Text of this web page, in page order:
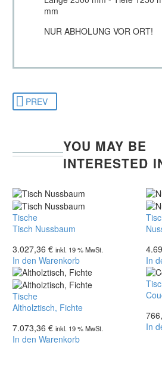
mm
NUR ABHOLUNG VOR ORT!
PREV
YOU MAY BE
INTERESTED
Tisch
Nussbaum
Tische
Tisch Nussbaum
3.027,36 € inkl. 19 % MwSt.
In den Warenkorb In
Altholztisch,
Fichte
Tische
Altholztisch, Fichte
7.073,36 € inkl. 19 % MwSt.
In den Warenkorb
In